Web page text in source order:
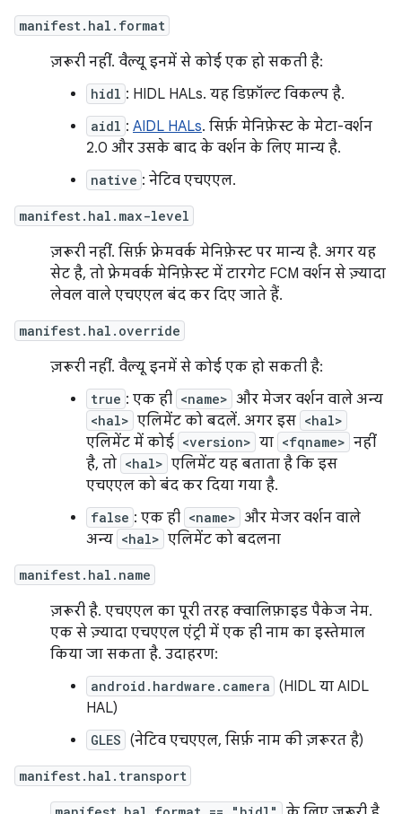
manifest.hal.format
ज़रूरी नहीं. वैल्यू इनमें से कोई एक हो सकती है:
hidl : HIDL HALs. यह डिफ़ॉल्ट विकल्प है.
aidl : AIDL HALs. सिर्फ़ मेनिफ़ेस्ट के मेटा-वर्शन
2.0 और उसके बाद के वर्शन के लिए मान्य है.
native : नेटिव एचएएल.
manifest.hal.max-level
ज़रूरी नहीं. सिर्फ़ फ़्रेमवर्क मेनिफ़ेस्ट पर मान्य है. अगर यह
सेट है, तो फ़्रेमवर्क मेनिफ़ेस्ट में टारगेट FCM वर्शन से ज़्यादा
लेवल वाले एचएएल बंद कर दिए जाते हैं.
manifest.hal.override
ज़रूरी नहीं. वैल्यू इनमें से कोई एक हो सकती है:
true : एक ही <name> और मेजर वर्शन वाले अन्य
<hal> एलिमेंट को बदलें. अगर इस <hal>
एलिमेंट में कोई <version> या <fqname> नहीं
है, तो <hal> एलिमेंट यह बताता है कि इस
एचएएल को बंद कर दिया गया है.
false : एक ही <name> और मेजर वर्शन वाले
अन्य <hal> एलिमेंट को बदलना
manifest.hal.name
ज़रूरी है. एचएएल का पूरी तरह क्वालिफ़ाइड पैकेज नेम.
एक से ज़्यादा एचएएल एंट्री में एक ही नाम का इस्तेमाल
किया जा सकता है. उदाहरण:
android.hardware.camera (HIDL या AIDL
HAL)
GLES (नेटिव एचएएल, सिर्फ़ नाम की ज़रूरत है)
manifest.hal.transport